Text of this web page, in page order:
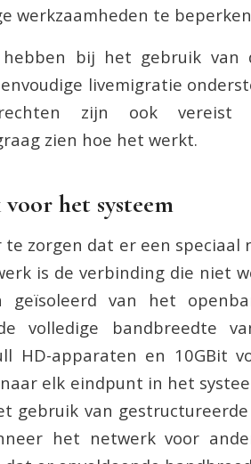
werkzaamheden te
bij het gebruik van
livemigratie
zijn ook
zien hoe het werkt.
het systeem
zorgen dat er een speciaal
is de verbinding die niet
van het
volledige bandbreedte
HD-apparaten en 10GBit
elk eindpunt in het
gebruik van
het netwerk voor